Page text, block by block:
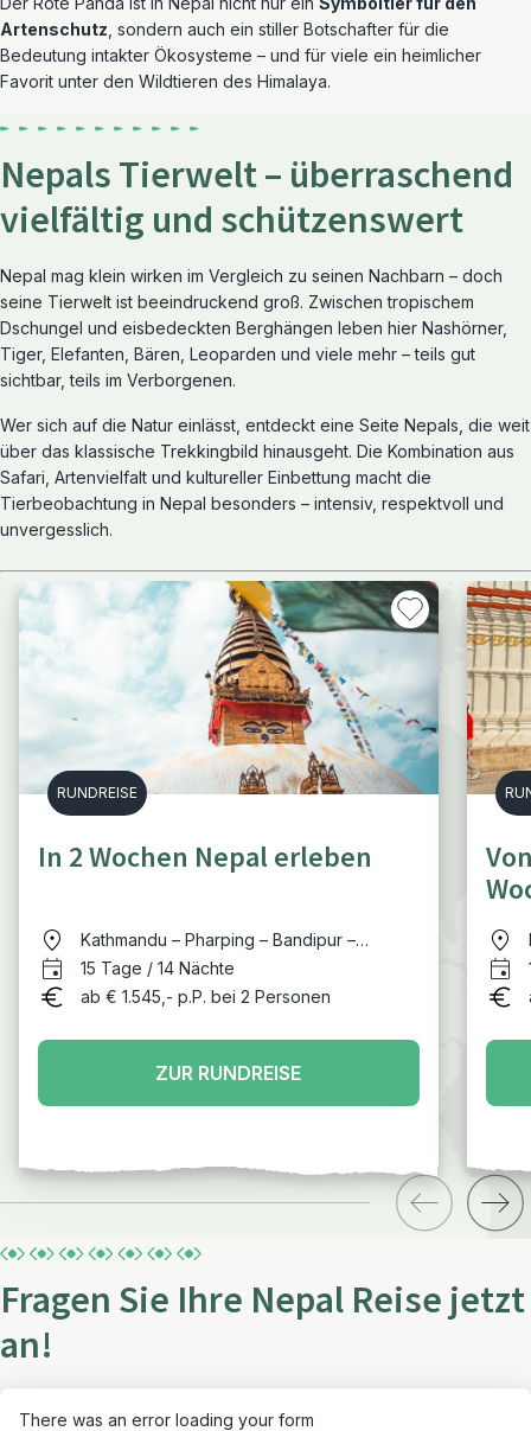
Artenschutz , sondern auch ein stiller Botschafter für die
Bedeutung intakter Ökosysteme – und für viele ein heimlicher
Favorit unter den Wildtieren des Himalaya.
Nepals Tierwelt – überraschend
vielfältig und schützenswert
Nepal mag klein wirken im Vergleich zu seinen Nachbarn – doch
seine Tierwelt ist beeindruckend groß. Zwischen tropischem
Dschungel und eisbedeckten Berghängen leben hier Nashörner,
Tiger, Elefanten, Bären, Leoparden und viele mehr – teils gut
sichtbar, teils im Verborgenen.
Wer sich auf die Natur einlässt, entdeckt eine Seite Nepals, die weit
über das klassische Trekkingbild hinausgeht. Die Kombination aus
Safari, Artenvielfalt und kultureller Einbettung macht die
Tierbeobachtung in Nepal besonders – intensiv, respektvoll und
unvergesslich.
RUNDREISE
In 2 Wochen Nepal erleben
Kathmandu – Pharping – Bandipur –
Pokhara – Chitwan Nationalpark –
Kathmandu
15 Tage / 14 Nächte
ab € 1.545,- p.P. bei 2 Personen
ZUR RUNDREISE
Fragen Sie Ihre Nepal Reise jetzt
an!
There was an error loading your form